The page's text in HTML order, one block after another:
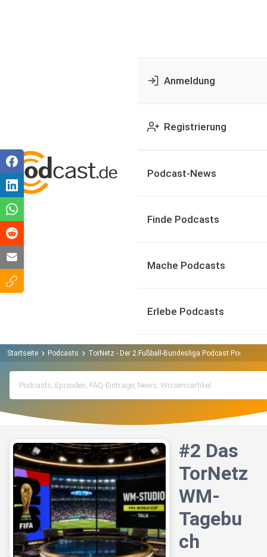
Anmeldung
Registrierung
Podcast-News
Finde Podcasts
Mache Podcasts
Erlebe Podcasts
Startseite Podcasts TorNetz - Der 2.Fußball-Bundesliga Podcast Podcast
#2 Das
TorNetz
WM-
Tagebu
ch